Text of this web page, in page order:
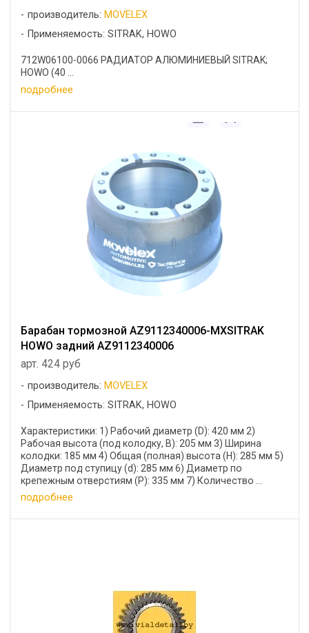
производитель: MOVELEX
Применяемость: SITRAK, HOWO
712W06100-0066 РАДИАТОР АЛЮМИНИЕВЫЙ SITRAK;
HOWO (40 ...
подробнее
Барабан тормозной AZ9112340006-MXSITRAK
HOWO задний AZ9112340006
арт. 424 руб
производитель: MOVELEX
Применяемость: SITRAK, HOWO
Характеристики: 1) Рабочий диаметр (D): 420 мм 2)
Рабочая высота (под колодку, B): 205 мм 3) Ширина
колодки: 185 мм 4) Общая (полная) высота (H): 285 мм 5)
Диаметр под ступицу (d): 285 мм 6) Диаметр по
крепежным отверстиям (P): 335 мм 7) Количество ...
подробнее